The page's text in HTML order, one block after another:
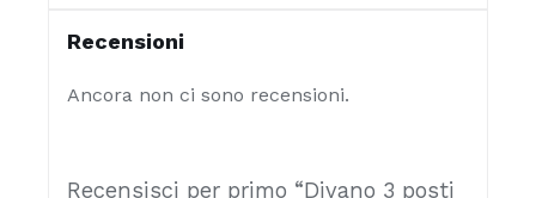
Recensioni
Ancora non ci sono recensioni.
Recensisci per primo “Divano 3 posti